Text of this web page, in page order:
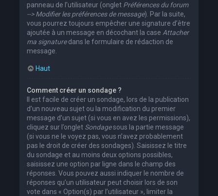
panneau de l’utilisateur (onglet Préférences du forum
--> Modifier les préférences de message). Par la suite,
vous pourrez toujours empêcher une signature d’être
ajoutée à un message en décochant la case Attacher
ma signaturedans le formulaire de rédaction de
message.
Haut
Comment créer un sondage ?
Il est facile de créer un sondage, lors de la publication
d’un nouveau sujet ou la modification du premier
message d’un sujet (si vous en avez les permissions),
cliquez sur l’onglet Sondagesous la partie message
(si vous ne le voyez pas, vous n’avez probablement
pas le droit de créer des sondages). Saisissez le titre
du sondage et au moins deux options possibles,
saisissez une option par ligne dans le champ des
réponses. Vous pouvez aussi indiquer le nombre de
réponses qu’un utilisateur peut choisir lors de son
vote dans « Option(s) par l’utilisateur », limiter la